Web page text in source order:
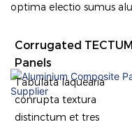
optima electio sumus
Corrugated TECTUM
Panels
Tabulata laquearia
conrupta textura
distinctum et tres